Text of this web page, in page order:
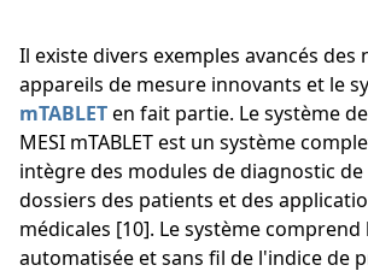
Il existe divers exemples avancés des
appareils de mesure innovants et le
mTABLETen fait partie. Le système
MESI mTABLET est un système
intègre des modules de diagnostic
dossiers des patients et des
médicales [10]. Le système
automatisée et sans fil de l'indice de